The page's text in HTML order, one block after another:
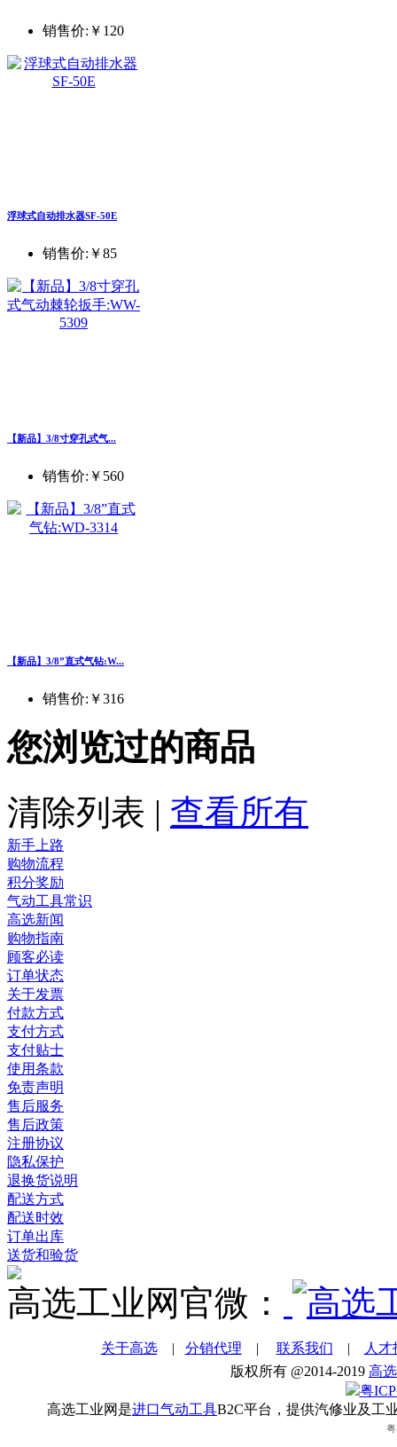
销售价: ￥120
浮球式自动排水器SF-50E
销售价: ￥85
【新品】3/8寸穿孔式气...
销售价: ￥560
【新品】3/8”直式气钻:W...
销售价: ￥316
您浏览过的商品
清除列表 | 查看所有
新手上路
购物流程
积分奖励
气动工具常识
高选新闻
购物指南
顾客必读
订单状态
关于发票
付款方式
支付方式
支付贴士
使用条款
免责声明
售后服务
售后政策
注册协议
隐私保护
退换货说明
配送方式
配送时效
订单出库
送货和验货
高选工业网官微：
关于高选| 分销代理 | 联系我们 |
人才
版权所有 @2014-2019 高
粤
高选工业网是进口气动工具B2C平台，提供汽修业及工